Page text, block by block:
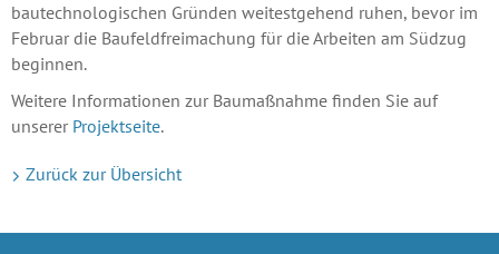
bautechnologischen Gründen weitestgehend ruhen, bevor im
Februar die Baufeldfreimachung für die Arbeiten am Südzug
beginnen.
Weitere Informationen zur Baumaßnahme finden Sie auf
unserer Projektseite.
Zurück zur Übersicht